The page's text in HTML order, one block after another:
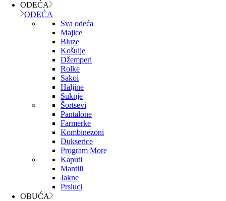
ODEĆA
ODEĆA
Sva odeća
Majice
Bluze
Košulje
Džemperi
Rolke
Sakoi
Haljine
Suknje
Šortsevi
Pantalone
Farmerke
Kombinezoni
Dukserice
Program More
Kaputi
Mantili
Jakne
Prsluci
OBUĆA